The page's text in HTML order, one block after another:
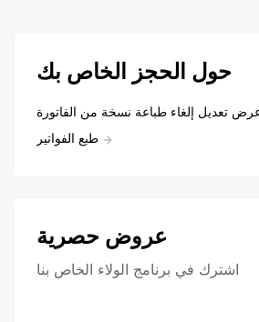
حول الحجز الخاص بك
تعديل إلغاء طباعة نسخة من الفاتورة
طبع الفواتير
عروض حصرية
اشترك في برنامج الولاء الخاص بنا